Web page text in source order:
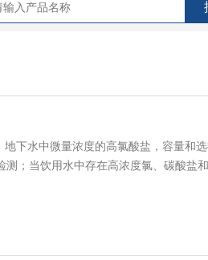
下水中微量浓度的高氯酸盐，容量和
；当饮用水中存在高浓度氯、碳酸盐和